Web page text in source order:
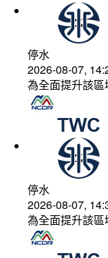
停水
2026-08-07,
為全面提升該
停水
2026-08-07,
為全面提升該